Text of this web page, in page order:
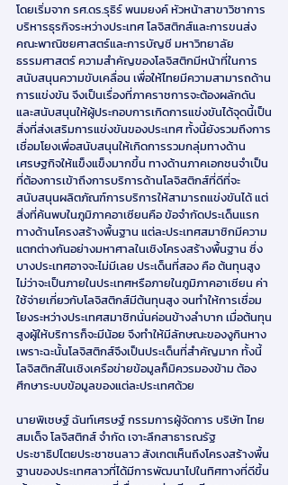
โดยเริ่มจาก รศ.ดร.รุธิร์ พนมยงค์ หัวหน้าสาขาวิชาการ
บริหารธุรกิจระหว่างประเทศ โลจิสติกส์และการขนส่ง
คณะพาณิชยศาสตร์และการบัญชี มหาวิทยาลัย
ธรรมศาสตร์ ความสำคัญของโลจิสติกมีหน้าที่ในการ
สนับสนุนความขับเคลื่อน เพื่อให้ไทยมีความสามารถด้าน
การแข่งขัน จึงเป็นเรื่องที่ภาคราชการจะต้องผลักดัน
และสนับสนุนให้ผู้ประกอบการเกิดการแข่งขันได้จุดนี้เป็น
สิ่งที่ส่งเสริมการแข่งขันของประเทศ ทั้งนี้ยังรวมถึงการ
เชื่อมโยงเพื่อสนับสนุนให้เกิดการรวมกลุ่มทางด้าน
เศรษฐกิจให้แข็งแข็งมากขึ้น ทางด้านภาคเอกชนจำเป็น
ที่ต้องการเข้าถึงการบริการด้านโลจิสติกส์ที่ดีที่จะ
สนับสนุนผลิตภัณฑ์การบริการให้สามารถแข่งขันได้ แต่
สิ่งที่ค้นพบในภูมิภาคอาเซียนคือ ข้อจำกัดประเด็นแรก
ทางด้านโครงสร้างพื้นฐาน แต่ละประเทศสมาชิกมีความ
แตกต่างกันอย่างมหาศาลในเชิงโครงสร้างพื้นฐาน ซึ่ง
บางประเทศอาจจะไม่มีเลย ประเด็นที่สอง คือ ต้นทุนสูง
ไม่ว่าจะเป็นภายในประเทศหรือภายในภูมิภาคอาเซียน ค่า
ใช้จ่ายเกี่ยวกับโลจิสติกส์มีต้นทุนสูง จนทำให้การเชื่อม
โยงระหว่างประเทศสมาชิกนั่นค่อนข้างลำบาก เมื่อต้นทุน
สูงผู้ให้บริการก็จะมีน้อย จึงทำให้มีลักษณะของงูกินหาง
เพราะฉะนั้นโลจิสติกส์จึงเป็นประเด็นที่สำคัญมาก ทั้งนี้
โลจิสติกส์ในเชิงเครือข่ายข้อมูลก็มิควรมองข้าม ต้อง
ศึกษาระบบข้อมูลของแต่ละประเทศด้วย
นายพิเชษฐ์ ฉันท์เศรษฐ์ กรรมการผู้จัดการ บริษัท ไทย
สมเด็จ โลจิสติกส์ จำกัด เจาะลึกสาธารณรัฐ
ประชาธิปไตยประชาชนลาว สังเกตเห็นถึงโครงสร้างพื้น
ฐานของประเทศลาวที่ได้มีการพัฒนาไปในทิศทางที่ดีขึ้น